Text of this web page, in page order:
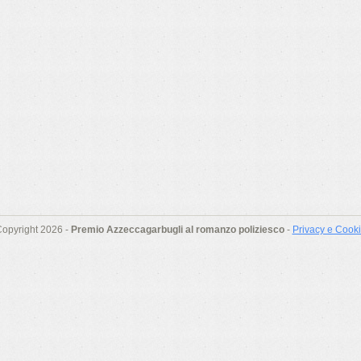
2026 - Premio Azzeccagarbugli al romanzo poliziesco- Privacy e